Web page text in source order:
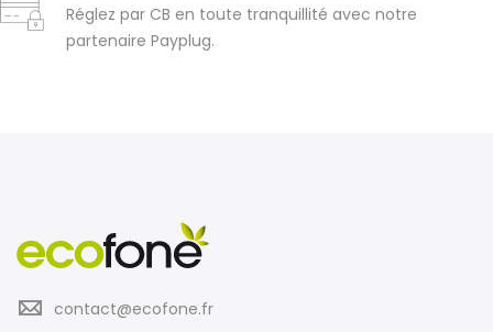
Réglez par CB en toute tranquillité avec notre
partenaire Payplug.
contact@ecofone.fr